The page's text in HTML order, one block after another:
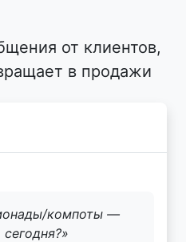
от клиентов,
в продажи
компоты —